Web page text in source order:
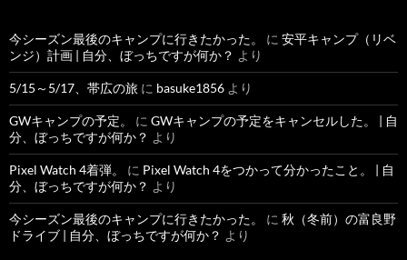
今シーズン最後のキャンプに行きたかった。 に 安平キャンプ（リベ
ンジ）計画 | 自分、ぼっちですが何か？ より
5/15～5/17、帯広の旅 に basuke1856 より
GWキャンプの予定。 に GWキャンプの予定をキャンセルした。 | 自
分、ぼっちですが何か？ より
Pixel Watch 4着弾。 に Pixel Watch 4をつかって分かったこと。 | 自
分、ぼっちですが何か？ より
今シーズン最後のキャンプに行きたかった。 に 秋（冬前）の富良野
ドライブ | 自分、ぼっちですが何か？ より